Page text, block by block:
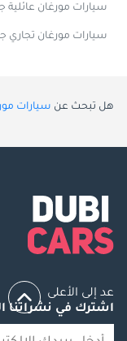
سيارات مورغان عائلية
سيارات مورغان تجاري
هل تبحث عن سيارات
عد إلى الأعلى
اشترك في نشراتنا